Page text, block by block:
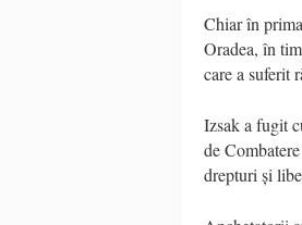
Chiar în
Oradea, în
care a suferit
Izsak a fugit
de
drepturi și